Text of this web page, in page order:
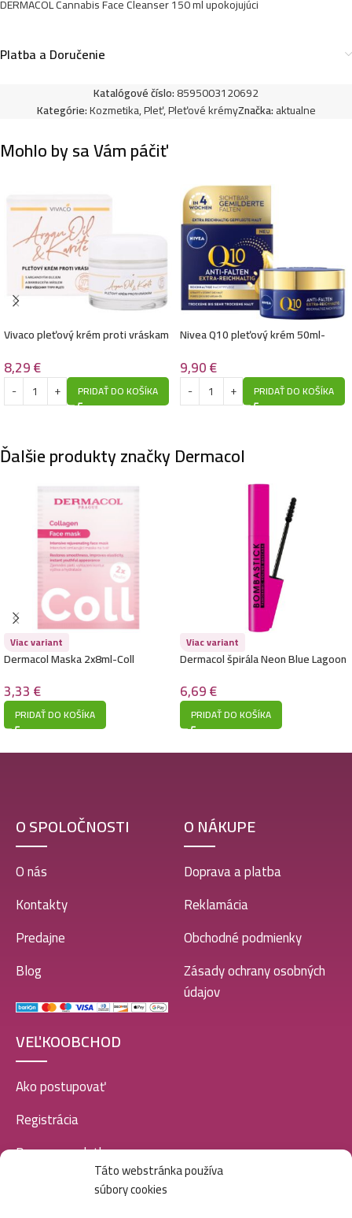
Táto webstránka používa
súbory cookies
DERMACOL Cannabis Face Cleanser 150 ml upokojujúci
Platba a Doručenie
Katalógové číslo:8595003120692
Kategórie:Kozmetika,Pleť,Pleťové krémyZnačka:aktualne
Mohlo by sa Vám páčiť
Vivaco pleťový krém proti vráskam
8,29€
PRIDAŤ DO KOŠÍKA
Nivea Q10 pleťový krém 50ml-
9,90€
PRIDAŤ DO KOŠÍKA
Ďalšie produkty značky Dermacol
Viac variant
Dermacol Maska 2x8ml-Coll
3,33€
PRIDAŤ DO KOŠÍKA
Viac variant
Dermacol špirála Neon Blue Lagoon
6,69€
PRIDAŤ DO KOŠÍKA
O SPOLOČNOSTI
O nás
Kontakty
Predajne
Blog
O NÁKUPE
Doprava a platba
Reklamácia
Obchodné podmienky
Zásady ochrany osobných
údajov
VEĽKOOBCHOD
Ako postupovať
Registrácia
Doprava a platba